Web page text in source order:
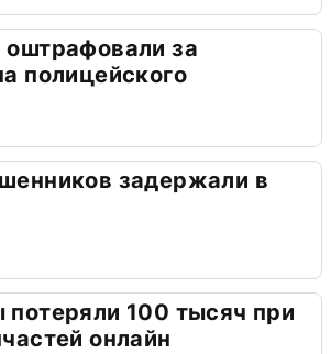
оштрафовали за
полицейского
задержали в
100 тысяч при
онлайн